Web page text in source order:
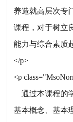
养造就高层次专
课程，对于树立
能力与综合素质
</p>
<p
通过本课程的
基本概念、基本